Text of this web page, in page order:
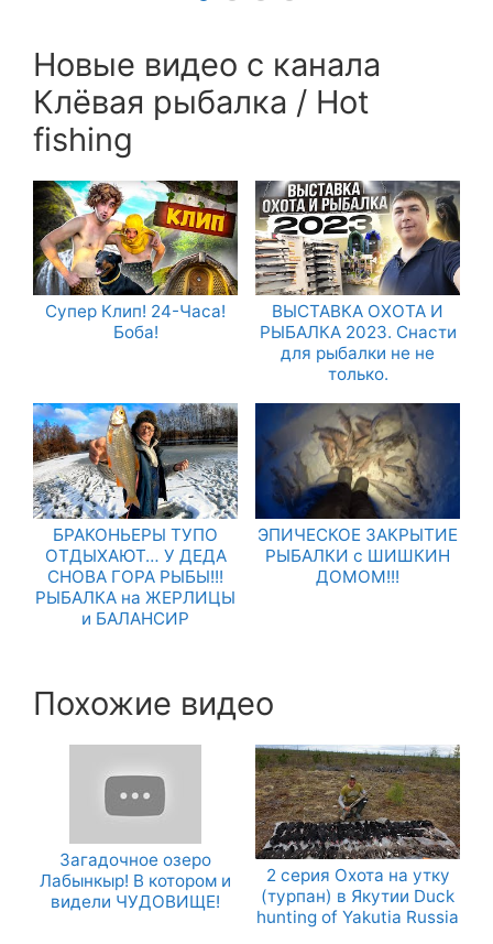
Новые видео с канала
Клёвая рыбалка / Hot
fishing
Супер Клип! 24-Часа!
Боба!
ВЫСТАВКА ОХОТА И
РЫБАЛКА 2023. Снасти
для рыбалки не не
только.
БРАКОНЬЕРЫ ТУПО
ОТДЫХАЮТ… У ДЕДА
СНОВА ГОРА РЫБЫ!!!
РЫБАЛКА на ЖЕРЛИЦЫ
и БАЛАНСИР
ЭПИЧЕСКОЕ ЗАКРЫТИЕ
РЫБАЛКИ с ШИШКИН
ДОМОМ!!!
Похожие видео
Загадочное озеро
Лабынкыр! В котором и
видели ЧУДОВИЩЕ!
2 серия Охота на утку
(турпан) в Якутии Duck
hunting of Yakutia Russia